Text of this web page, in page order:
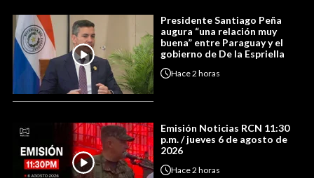
Presidente Santiago Peña
augura “una relación muy
buena” entre Paraguay y el
gobierno de De la Espriella
Hace2 horas
Emisión Noticias RCN 11:30
p.m. / jueves 6 de agosto de
2026
Hace2 horas